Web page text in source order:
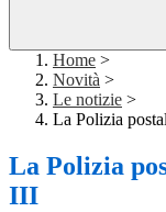
Home >
Novità >
Le notizie >
La Polizia
La Polizia
III